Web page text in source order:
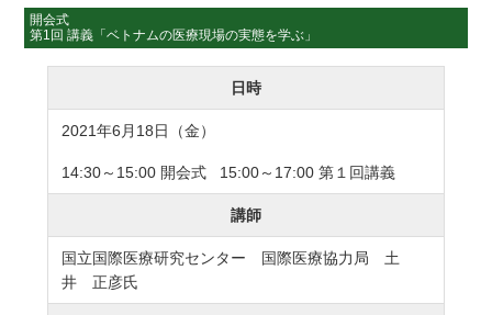
開会式
第1回 講義「ベトナムの医療現場の実態を学ぶ」
日時
2021年6月18日（金）
14:30～15:00 開会式 15:00～17:00 第１回講義
講師
国立国際医療研究センター 国際医療協力局 土
井 正彦氏